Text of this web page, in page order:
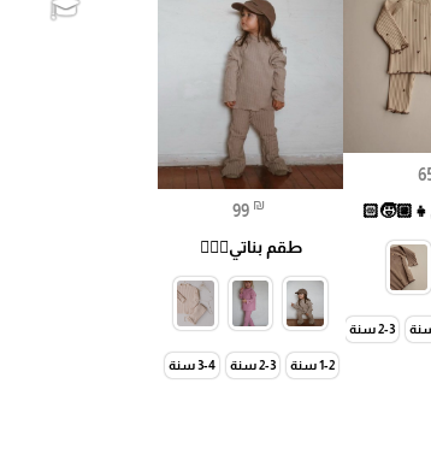
10-11 سنة 11-12 سنة
2-3 سنة
99 ₪
طقم بناتي🧚🏻‍♀️
1-2 سنة 2-3 سنة 3-4 سنة